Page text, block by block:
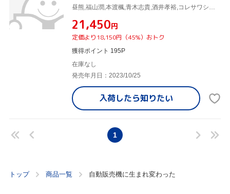
昼熊,福山潤,本渡楓,青木志貴,酒井孝裕,コレサワシゲユキ,浦木裕太,高橋慶多
¥21,450円
定価より18,150円（45%）おトク
獲得ポイント 195P
在庫なし
発売年月日：2023/10/25
入荷したら知りたい
1
トップ 商品一覧 自動販売機に生まれ変わった